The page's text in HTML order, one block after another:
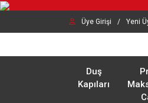
Üye Girişi / Yeni
Duş
Kapıları